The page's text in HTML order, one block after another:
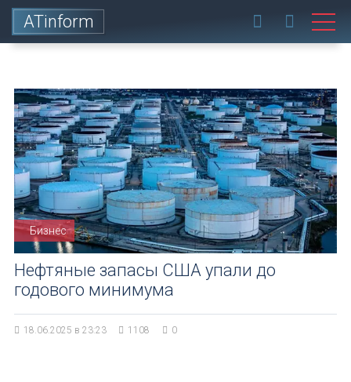
ATinform
Бизнес
Нефтяные запасы США упали до
годового минимума
18.06.2025 в 23:23 1108 0